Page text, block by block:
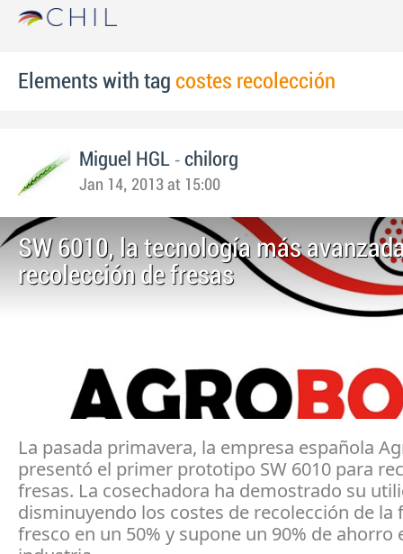
Elements with tag costes recolección
Miguel HGL - chilorg
Jan 14, 2013 at 15:00
SW 6010, la tecnología más
recolección de fresas
La pasada primavera, la empresa española
presentó el primer prototipo SW 6010 para
fresas. La cosechadora ha demostrado su
disminuyendo los costes de recolección de la
fresco en un 50% y supone un 90% de ahorro